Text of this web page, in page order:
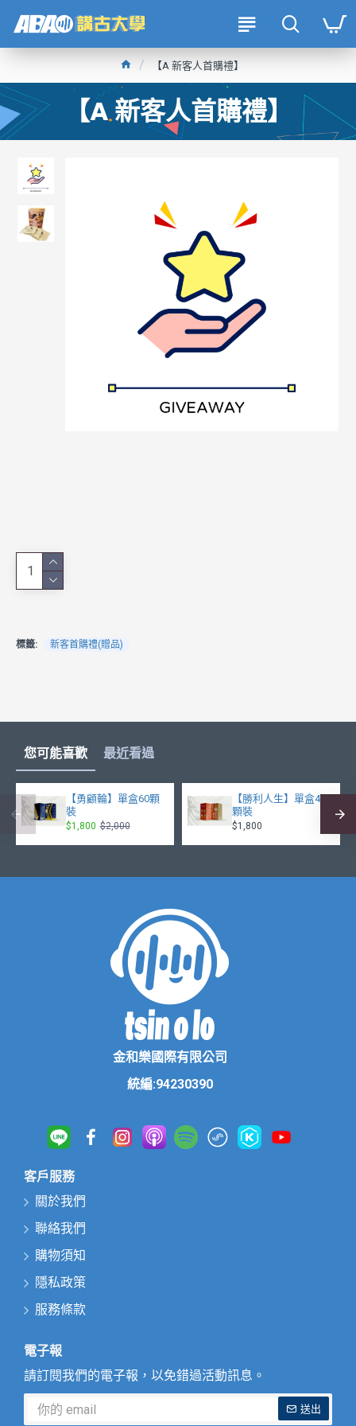
【A 新客人首購禮】
【A 新客人首購禮】
標籤: 新客首購禮(贈品)
您可能喜歡 最近看過
【勇顧輪】單盒60顆
裝
$1,800 $2,000
【勝利人生】單盒40
顆裝
$1,800
金和樂國際有限公司
統編:94230390
客戶服務
關於我們
聯絡我們
購物須知
隱私政策
服務條款
電子報
請訂閱我們的電子報，以免錯過活動訊息。
送出